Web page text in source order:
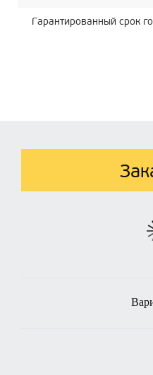
Гарантированный срок